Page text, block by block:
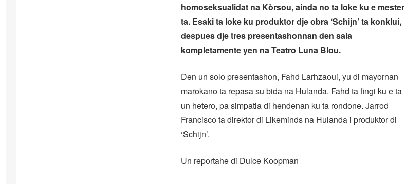
homoseksualidat na Kòrsou, ainda no ta loke ku e mester
ta. Esaki ta loke ku produktor dje obra ‘Schijn’ ta konkluí,
despues dje tres presentashonnan den sala
kompletamente yen na Teatro Luna Blou.
Den un solo presentashon, Fahd Larhzaoui, yu di mayornan
marokano ta repasa su bida na Hulanda. Fahd ta fingi ku e ta
un hetero, pa simpatia di hendenan ku ta rondone. Jarrod
Francisco ta direktor di Likeminds na Hulanda i produktor di
‘Schijn’.
Un reportahe di Dulce Koopman